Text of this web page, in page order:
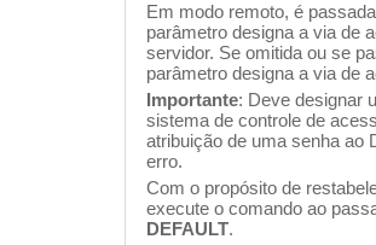
Em modo remoto, é
parâmetro designa a via de
servidor. Se omitida ou se
parâmetro designa a via de
Importante: Deve designar
sistema de controle de
atribuição de uma senha ao
erro.
Com o propósito de
execute o comando ao
DEFAULT.